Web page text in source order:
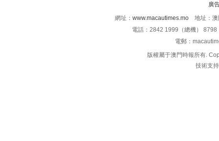
廣
網址： www.macautimes.mo 地址：澳
電話：2842 1999（總機）
電郵：
版權屬于澳門時報所有.
技術支